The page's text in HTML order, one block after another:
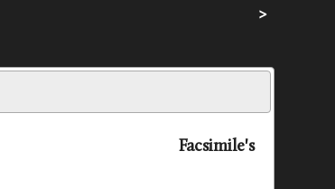
>
Facsimile's